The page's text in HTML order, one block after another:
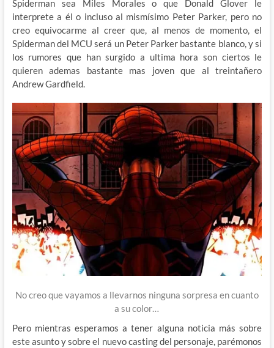
Spiderman sea Miles Morales o que Donald Glover le
interprete a él o incluso al mismísimo Peter Parker, pero no
creo equivocarme al creer que, al menos de momento, el
Spiderman del MCU será un Peter Parker bastante blanco, y si
los rumores que han surgido a ultima hora son ciertos le
quieren ademas bastante mas joven que al treintañero
Andrew Gardfield.
No creo que vayamos a llevarnos ninguna sorpresa en cuanto
a su color…
Pero mientras esperamos a tener alguna noticia más sobre
este asunto y sobre el nuevo casting del personaje, parémonos